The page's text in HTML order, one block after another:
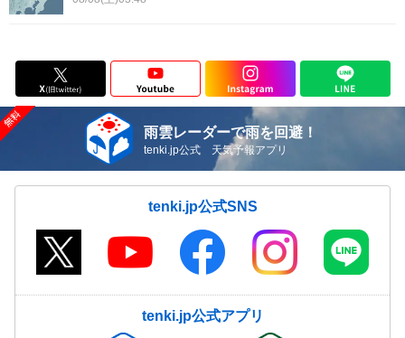
雨雲レーダーで雨を回避！
tenki.jp公式 天気予報アプリ
tenki.jp公式SNS
tenki.jp公式アプリ